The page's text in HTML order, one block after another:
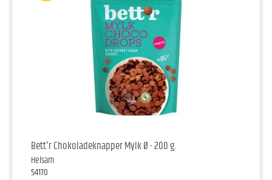
Bett'r Chokoladeknapper Mylk Ø - 200 g.
Helsam
54170